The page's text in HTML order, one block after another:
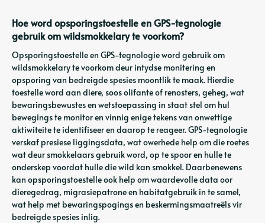
Hoe word opsporingstoestelle en GPS-tegnologie
gebruik om wildsmokkelary te voorkom?
Opsporingstoestelle en GPS-tegnologie word gebruik om
wildsmokkelary te voorkom deur intydse monitering en
opsporing van bedreigde spesies moontlik te maak. Hierdie
toestelle word aan diere, soos olifante of renosters, geheg, wat
bewaringsbewustes en wetstoepassing in staat stel om hul
bewegings te monitor en vinnig enige tekens van onwettige
aktiwiteite te identifiseer en daarop te reageer. GPS-tegnologie
verskaf presiese liggingsdata, wat owerhede help om die roetes
wat deur smokkelaars gebruik word, op te spoor en hulle te
onderskep voordat hulle die wild kan smokkel. Daarbenewens
kan opsporingstoestelle ook help om waardevolle data oor
dieregedrag, migrasiepatrone en habitatgebruik in te samel,
wat help met bewaringspogings en beskermingsmaatreëls vir
bedreigde spesies inlig.